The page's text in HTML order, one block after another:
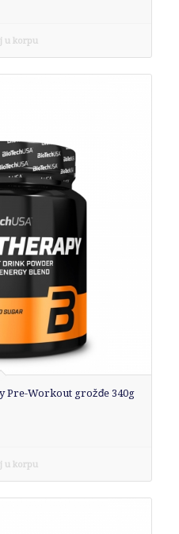
u korpu
Pre-Workout grožđe 340g
u korpu